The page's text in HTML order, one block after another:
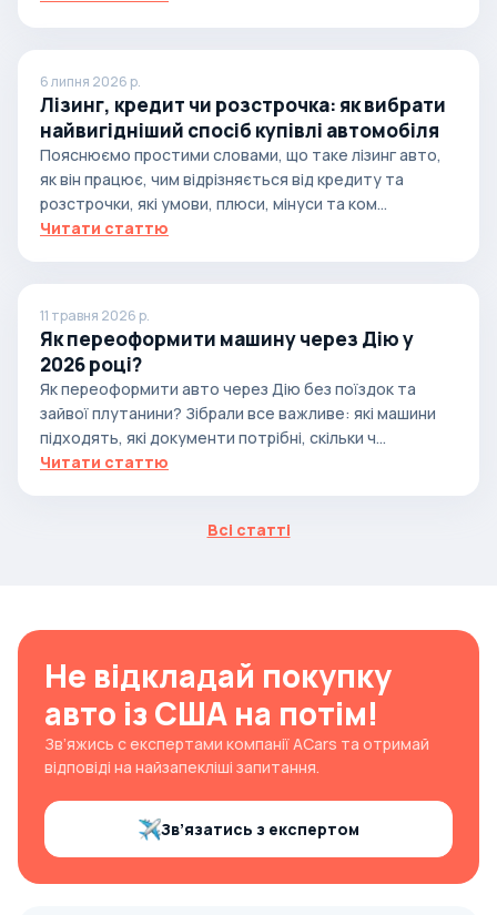
6 липня 2026 р.
Лізинг, кредит чи розстрочка: як вибрати
найвигідніший спосіб купівлі автомобіля
Пояснюємо простими словами, що таке лізинг авто,
як він працює, чим відрізняється від кредиту та
розстрочки, які умови, плюси, мінуси та ком...
Читати статтю
11 травня 2026 р.
Як переоформити машину через Дію у
2026 році?
Як переоформити авто через Дію без поїздок та
зайвої плутанини? Зібрали все важливе: які машини
підходять, які документи потрібні, скільки ч...
Читати статтю
Всі статті
Не відкладай покупку
авто із США на потім!
Зв’яжись с експертами компанії ACars та отримай
відповіді на найзапекліші запитання.
Зв’язатись з експертом